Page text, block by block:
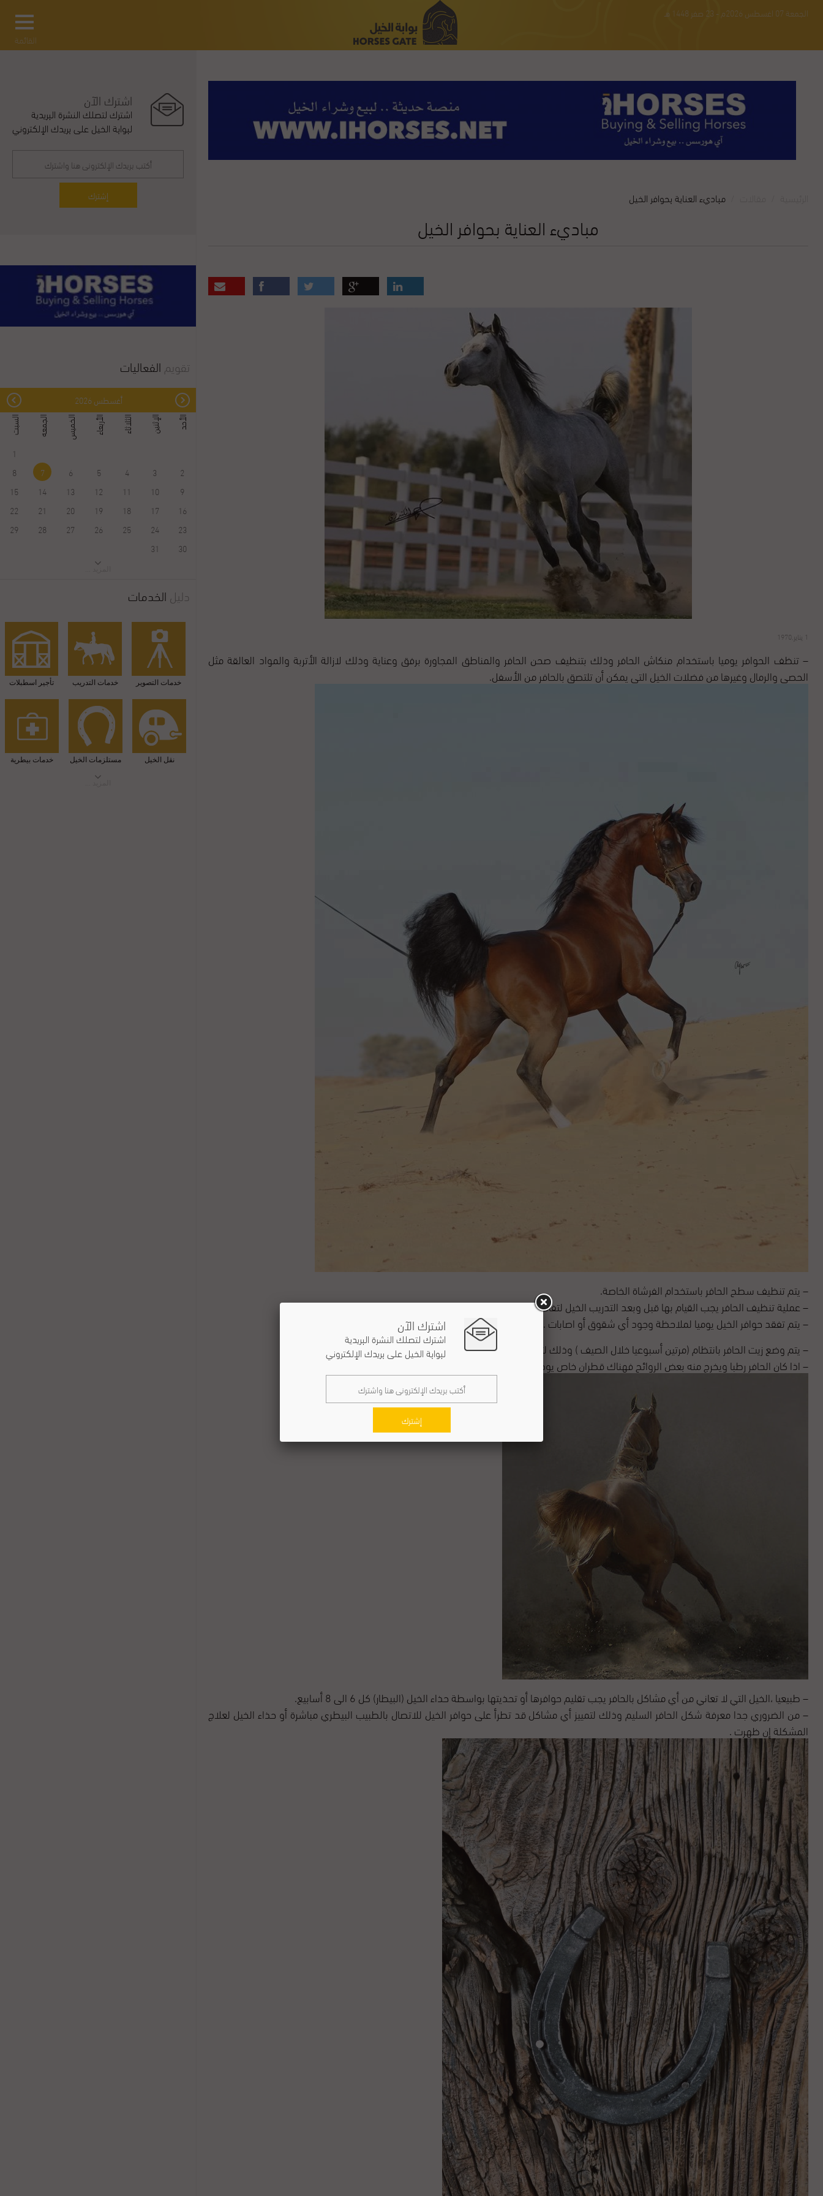
القائمة
الجمعة 07 اغسطس 2026م - 23 صفر 1448 هـ
مباديء العناية بحوافر الخيل
مباديء العناية بحوافر الخيل
– تنظف الحوافر يوميا باستخدام منكاش الحافر وذلك بتنظيف صحن الحافر والمناطق المجاورة برفق وعناية وذلك لازالة الأتربة والمواد العالقة مثل
الحصى والرمال وغيرها من فضلات الخيل التي يمكن أن تلتصق بالحافر من الأسفل.
– يتم تنظيف سطح الحافر باستخدام الفرشاة الخاصة.
– عملية تنظيف الحافر يجب القيام بها قبل وبعد التدريب الخيل لتفادي إصابات الحافر .
– يتم تفقد حوافر الخيل يوميا لملاحظة وجود أي شقوق أو اصابات .
– يتم وضع زيت الحافر بانتظام (مرتين أسبوعيا خلال الصيف ) وذلك لتفوية الحافر وتغذية الجدار القرني للحافر.
– اذا كان الحافر رطبا ويخرج منه بعض الروائح فهناك قطران خاص يوضع على الحافر لتسهيل جفاف الجدار القرني للحافر .
– طبيعيا ،الخيل التي لا تعاني من أي مشاكل بالحافر يجب تقليم حوافرها أو تحذيتها بواسطة حذاء الخيل (البيطار) كل 6 الى 8 أسابيع.
– من الضروري جدا معرفة شكل الحافر السليم وذلك لتمييز أي مشاكل قد تطرأ على حوافر الخيل للاتصال بالطبيب البيطري مباشرة أو حذاء الخيل لعلاج
المشكلة إن ظهرت .
اشترك الآن
اشترك لتصلك النشرة البريدية
لبوابة الخيل على بريدك الإلكتروني
إشترك
تقويم الفعاليات
أغسطس 2026
الأحد الإثنين الثلاثاء الأربعاء الخميس الجمعه السبت
1
2
3
4
5
6
7
8
9
10
11
12
13
14
15
16
17
18
19
20
21
22
23
24
25
26
27
28
29
30
31
دليل الخدمات
تأجير اسطبلات خدمات التدريب خدمات التصوير
خدمات بيطرية مستلزمات الخيل نقل الخيل
اشترك الآن
اشترك لتصلك النشرة البريدية
لبوابة الخيل على بريدك الإلكتروني
إشترك